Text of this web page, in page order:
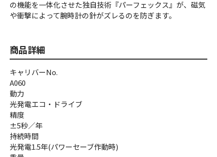
の機能を一体化させた独自技術『パーフェックス』が、磁気
や衝撃によって腕時計の針がズレるのを防ぎます。
商品詳細
キャリバーNo.
A060
動力
光発電エコ・ドライブ
精度
±5秒／年
持続時間
光発電1.5年(パワーセーブ作動時)